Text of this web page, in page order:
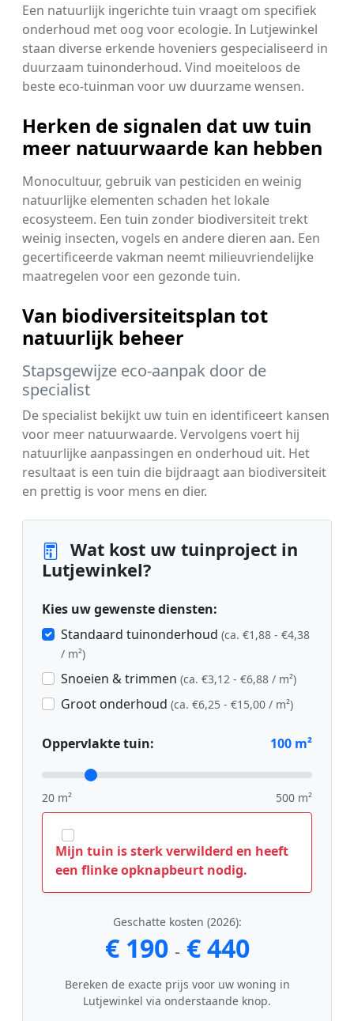
Een natuurlijk ingerichte tuin vraagt om specifiek
onderhoud met oog voor ecologie. In Lutjewinkel
staan diverse erkende hoveniers gespecialiseerd in
duurzaam tuinonderhoud. Vind moeiteloos de
beste eco-tuinman voor uw duurzame wensen.
Herken de signalen dat uw tuin
meer natuurwaarde kan hebben
Monocultuur, gebruik van pesticiden en weinig
natuurlijke elementen schaden het lokale
ecosysteem. Een tuin zonder biodiversiteit trekt
weinig insecten, vogels en andere dieren aan. Een
gecertificeerde vakman neemt milieuvriendelijke
maatregelen voor een gezonde tuin.
Van biodiversiteitsplan tot
natuurlijk beheer
Stapsgewijze eco-aanpak door de
specialist
De specialist bekijkt uw tuin en identificeert kansen
voor meer natuurwaarde. Vervolgens voert hij
natuurlijke aanpassingen en onderhoud uit. Het
resultaat is een tuin die bijdraagt aan biodiversiteit
en prettig is voor mens en dier.
Wat kost uw tuinproject in
Lutjewinkel?
Kies uw gewenste diensten:
Standaard tuinonderhoud (ca. €1,88 - €4,38
/ m²)
Snoeien & trimmen (ca. €3,12 - €6,88 / m²)
Groot onderhoud (ca. €6,25 - €15,00 / m²)
Oppervlakte tuin: 100 m²
20 m² 500 m²
Mijn tuin is sterk verwilderd en heeft
een flinke opknapbeurt nodig.
Geschatte kosten (2026):
€ 190 - € 440
Bereken de exacte prijs voor uw woning in
Lutjewinkel via onderstaande knop.